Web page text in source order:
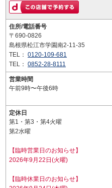
住所/電話番号
〒690-0826
島根県松江市学園南2-11-35
TEL： 0120-109-681
TEL： 0852-28-8111
営業時間
午前9時〜午後6時
定休日
第1・第3・第4火曜
第2水曜
【臨時営業日のお知らせ】
2026年9月22日(火曜)
【臨時休業日のお知らせ】